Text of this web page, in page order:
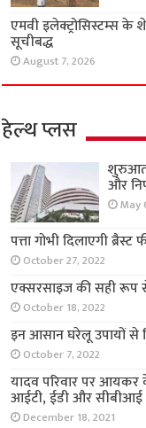
एमवी इलेक्ट्रोसिस्टम्स
सूचीबद्ध
August 7, 2026
हेल्थ प्लस
और
May
पत्ता गोभी दिलाएगी
October 27, 2022
एक्सरसाइज की सही रूप
October 18, 2022
इन आसान घरेलू उपायों से
October 7, 2022
यादव परिवार पर
आईटी, ईडी और
December 18, 2021